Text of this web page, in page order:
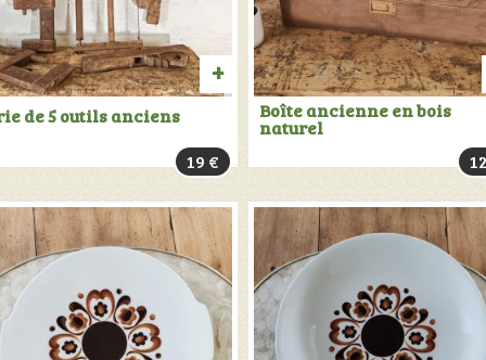
AJOUTER
PANIER
de 5 outils anciens
19 €
Boîte ancienne en bois
naturel
12